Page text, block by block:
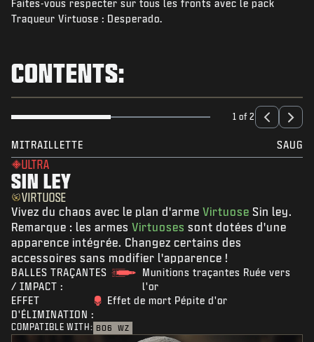
NIEUWS
INLOGGEN|REGISTREREN
Faites-vous respecter sur tous les fronts avec le pack
Traqueur Virtuose : Desperado.
CONTENTS:
1 of 2
MITRAILLETTE SAUG
ULTRA
SIN LEY
VIRTUOSE
Vivez du chaos avec le plan d'arme Virtuose Sin ley.
Remarque : les armes Virtuoses sont dotées d'une
apparence intégrée. Changez certains des
accessoires sans modifier l'apparence !
BALLES TRAÇANTES
/ IMPACT :
Munitions traçantes Ruée vers
l'or
EFFET
D'ÉLIMINATION :
Effet de mort Pépite d'or
COMPATIBLE WITH: BO6 WZ